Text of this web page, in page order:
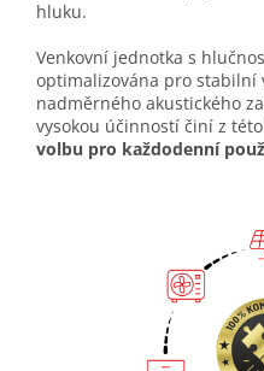
hluku.
Venkovní jednotka s
optimalizována pro stabilní
nadměrného akustického
vysokou účinností činí z
volbu pro každodenní